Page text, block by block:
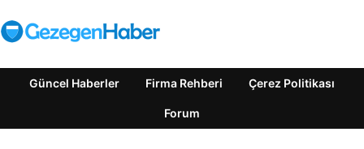
Güncel Haberler Firma Rehberi Çerez Politikası
Forum